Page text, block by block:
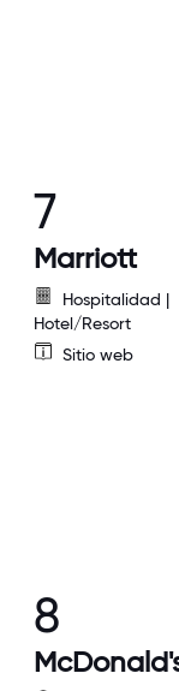
7
Marriott
Hospitalidad |
Hotel/Resort
Sitio web
8